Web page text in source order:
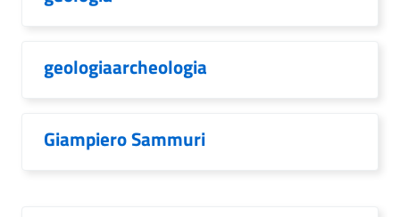
geologiaarcheologia
Giampiero Sammuri